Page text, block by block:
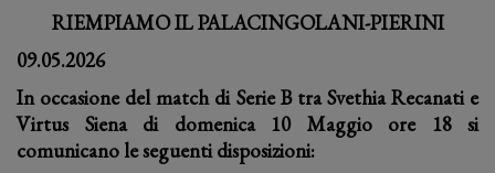
RIEMPIAMO IL PALACINGOLANI-PIERINI
09.05.2026
In occasione del match di Serie B tra Svethia Recanati e
Virtus Siena di domenica 10 Maggio ore 18 si
comunicano le seguenti disposizioni: